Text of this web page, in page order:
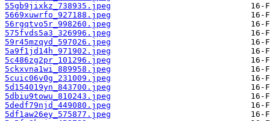
55gb9jixkz_738935.jpeg
5669xuwrfo_927188.jpeg
56rgqtvo5r_998260.jpeg
575fvds5a3_326996.jpeg
59r45mzqyd_597026.jpeg
5a9f1jd14h_971902.jpeg
5c486zg2pr_101296.jpeg
5ckxvna1wi_889958.jpeg
5cuic06v0g_231009.jpeg
5d154019yn_843700.jpeg
5dbiu9towu_810243.jpeg
5dedf79njd_449080.jpeg
5df1aw26ey_575877.jpeg